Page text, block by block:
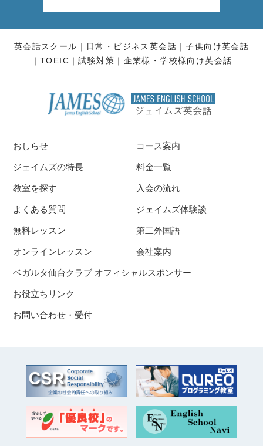
英会話スクール 日常・ビジネス英会話
子供向け英会話
TOEIC
試験対策 企業様・学校様向け英会話
おしらせ
ジェイムズの特長
教室を探す
コース案内
料金一覧
入会の流れ
よくある質問
無料レッスン
オンラインレッスン
ジェイムズ体験談
第二外国語
会社案内
ベガルタ仙台クラブ オフィシャルスポンサー
お役立ちリンク
お問い合わせ・受付